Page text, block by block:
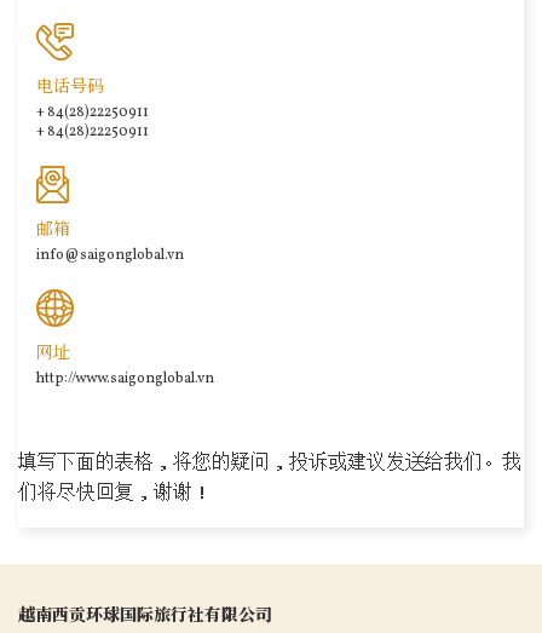
电话号码
+ 84(28)22250911
+ 84(28)22250911
邮箱
info@saigonglobal.vn
网址
http://www.saigonglobal.vn
填写下面的表格，将您的疑问，投诉或建议发送给我们。我
们将尽快回复，谢谢！
越南西贡环球国际旅行社有限公司